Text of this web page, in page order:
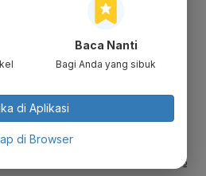
Baca Nanti
Bagi Anda yang sibuk
di Aplikasi
di Browser